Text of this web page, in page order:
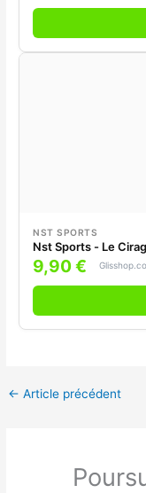
NST SPORTS
Nst Sports
9,90 €
← Article précédent